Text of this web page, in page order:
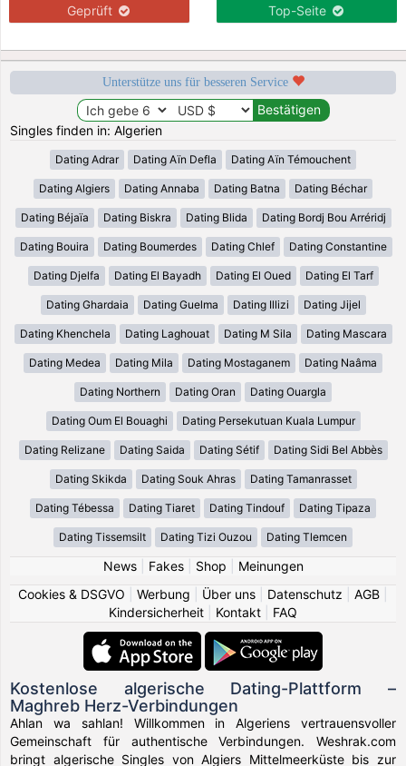
Geprüft Top-Seite
Unterstütze uns für besseren Service
Singles finden in: Algerien
Dating Adrar Dating Aïn Defla Dating Aïn Témouchent
Dating Algiers Dating Annaba Dating Batna Dating Béchar
Dating Béjaïa Dating Biskra Dating Blida Dating Bordj Bou Arréridj
Dating Bouira Dating Boumerdes Dating Chlef Dating Constantine
Dating Djelfa Dating El Bayadh Dating El Oued Dating El Tarf
Dating Ghardaia Dating Guelma Dating Illizi Dating Jijel
Dating Khenchela Dating Laghouat Dating M Sila Dating Mascara
Dating Medea Dating Mila Dating Mostaganem Dating Naâma
Dating Northern Dating Oran Dating Ouargla
Dating Oum El Bouaghi Dating Persekutuan Kuala Lumpur
Dating Relizane Dating Saida Dating Sétif Dating Sidi Bel Abbès
Dating Skikda Dating Souk Ahras Dating Tamanrasset
Dating Tébessa Dating Tiaret Dating Tindouf Dating Tipaza
Dating Tissemsilt Dating Tizi Ouzou Dating Tlemcen
News| Fakes| Shop
Meinungen
Cookies & DSGVO
Werbung Über uns Datenschutz AGB
Kindersicherheit
Kontakt FAQ
Kostenlose algerische Dating-Plattform –
Maghreb Herz-Verbindungen
Ahlan wa sahlan! Willkommen in Algeriens vertrauensvoller
Gemeinschaft für authentische Verbindungen. Weshrak.com
bringt algerische Singles von Algiers Mittelmeerküste bis zur